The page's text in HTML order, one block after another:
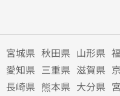
宮城県 秋田県 山形県
愛知県 三重県 滋賀県
長崎県 熊本県 大分県